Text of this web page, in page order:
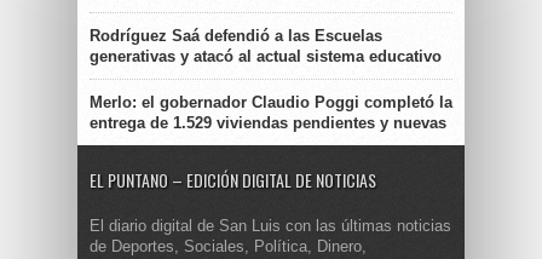
Rodríguez Saá defendió a las Escuelas
generativas y atacó al actual sistema educativo
Merlo: el gobernador Claudio Poggi completó la
entrega de 1.529 viviendas pendientes y nuevas
EL PUNTANO – EDICIÓN DIGITAL DE NOTICIAS
El diario digital de San Luis con las últimas noticias
de Deportes, Sociales, Política, Dinero,